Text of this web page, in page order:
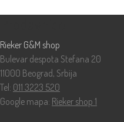
Rieker G&M shop
Bulevar despota Stefana 20
11000 Beograd, Srbija
Tel: 011 3223 520
Google mapa: Rieker shop 1